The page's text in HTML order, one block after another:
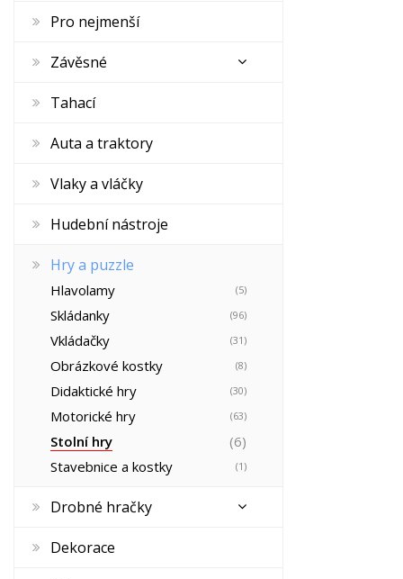
Pro nejmenší
Závěsné
Tahací
Auta a traktory
Vlaky a vláčky
Hudební nástroje
Hry a puzzle
Hlavolamy (5)
Skládanky (96)
Vkládačky (31)
Obrázkové kostky (8)
Didaktické hry (30)
Motorické hry (63)
Stolní hry
(6)
Stavebnice a kostky
(1)
Drobné hračky
Dekorace